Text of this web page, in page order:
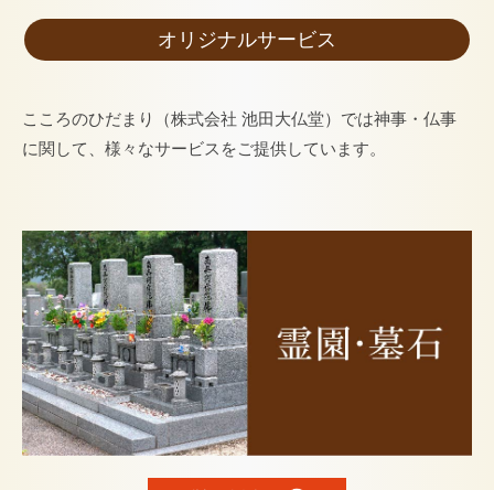
オリジナルサービス
こころのひだまり（株式会社 池田大仏堂）では神事・仏事
に関して、様々なサービスをご提供しています。